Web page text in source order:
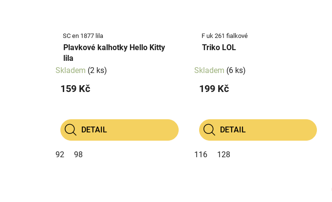
SC en 1877 lila
Plavkové kalhotky Hello Kitty
lila
Skladem (2 ks)
159 Kč
DETAIL
92 98
F uk 261 fialkové
Triko LOL
Skladem (6 ks)
199 Kč
DETAIL
116 128